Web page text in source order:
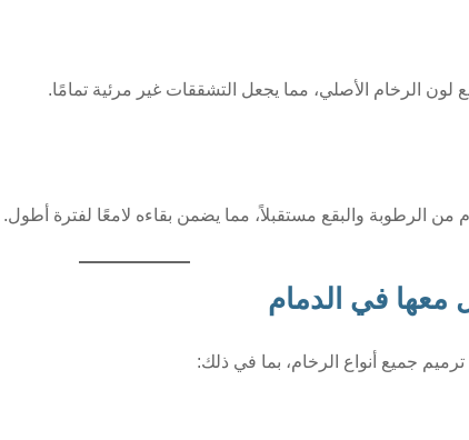
الرخام الأصلي، مما يجعل التشققات غير مرئية تمامًا.
من الرطوبة والبقع مستقبلاً، مما يضمن بقاءه لامعًا لفترة أطول.
معها في الدمام
جميع أنواع الرخام، بما في ذلك: